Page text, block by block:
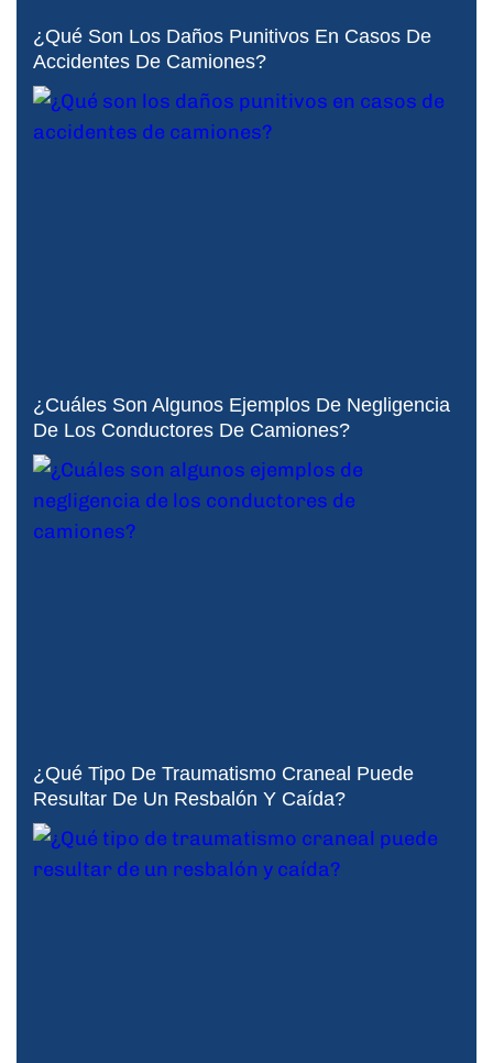
¿Qué Son Los Daños Punitivos En Casos De
Accidentes De Camiones?
¿Cuáles Son Algunos Ejemplos De Negligencia
De Los Conductores De Camiones?
¿Qué Tipo De Traumatismo Craneal Puede
Resultar De Un Resbalón Y Caída?